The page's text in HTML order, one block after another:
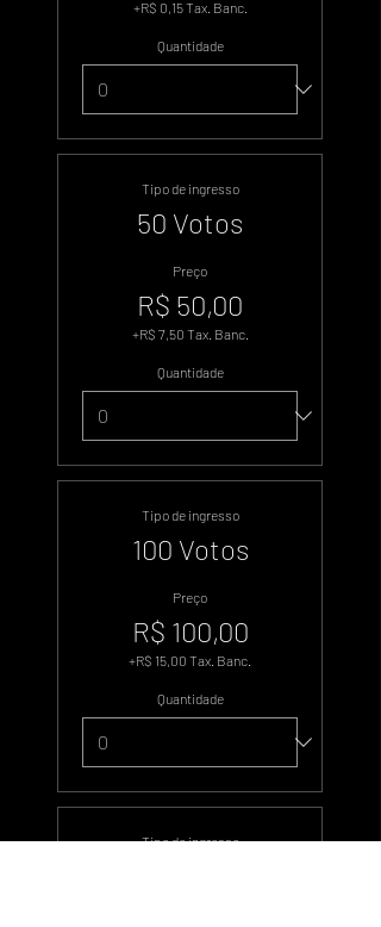
+R$ 0,15 Tax. Banc.
Quantidade
Tipo de ingresso
50 Votos
Preço
R$ 50,00
+R$ 7,50 Tax. Banc.
Quantidade
Tipo de ingresso
100 Votos
Preço
R$ 100,00
+R$ 15,00 Tax. Banc.
Quantidade
Tipo de ingresso